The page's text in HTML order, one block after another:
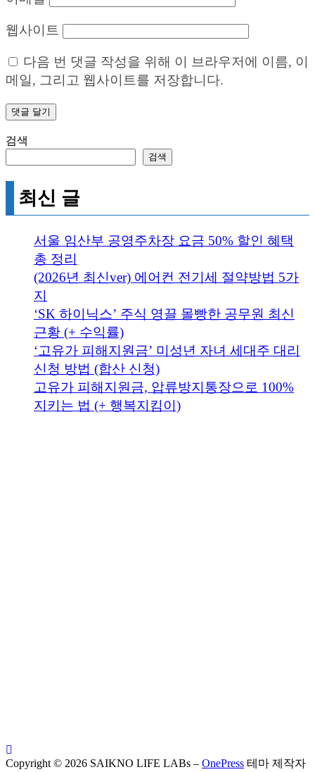
웹사이트
다음 번 댓글 작성을 위해 이 브라우저에 이름, 이
메일, 그리고 웹사이트를 저장합니다.
검색
검색
최신 글
서울 임산부 공영주차장 요금 50% 할인 혜택
총 정리
(2026년 최신ver) 에어컨 전기세 절약방법 5가
지
‘SK 하이닉스’ 주식 영끌 몰빵한 공무원 최신
근황 (+ 수익률)
‘고유가 피해지원금’ 미성년 자녀 세대주 대리
신청 방법 (합산 신청)
고유가 피해지원금, 압류방지통장으로 100%
지키는 법 (+ 행복지킴이)
Copyright © 2026 SAIKNO LIFE LABs – OnePress 테마 제작자